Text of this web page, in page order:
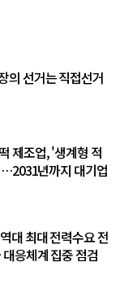
의 선거는 직접선거
제조업, '생계형 적
년까지 대기업
대 최대 전력수요 전
응체계 집중 점검